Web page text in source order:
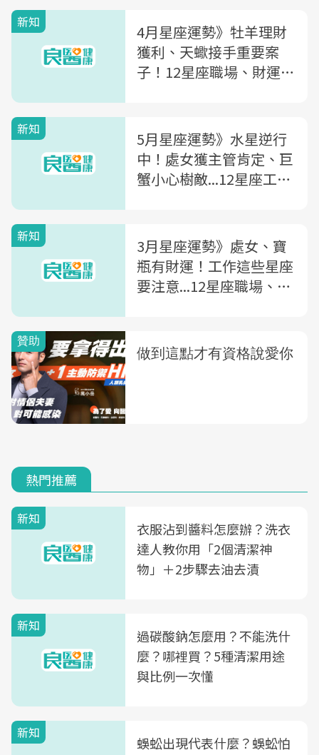
新知
4月星座運勢》牡羊理財
獲利、天蠍接手重要案
子！12星座職場、財運、
新知
5月星座運勢》水星逆行
中！處女獲主管肯定、巨
蟹小心樹敵...12星座工作
新知
3月星座運勢》處女、寶
瓶有財運！工作這些星座
要注意...12星座職場、財
熱門推薦
新知
衣服沾到醬料怎麼辦？洗衣
達人教你用「2個清潔神
物」＋2步驟去油去漬
新知
過碳酸鈉怎麼用？不能洗什
麼？哪裡買？5種清潔用途
與比例一次懂
新知
蜈蚣出現代表什麼？蜈蚣怕